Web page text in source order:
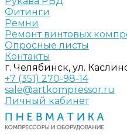
Фитинги
Ремни
Ремонт винтовых
Опросные листы
Контакты
г. Челябинск, ул.
+7 (351) 270-98-14
sale@artkompressor.ru
Личный кабинет